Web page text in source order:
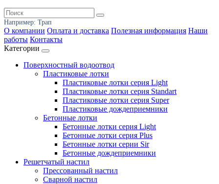
Например: Трап
О компании Оплата и доставка Полезная информация Наши
работы Контакты
Категории
Поверхностный водоотвод
Пластиковые лотки
Пластиковые лотки серия Light
Пластиковые лотки серия Standart
Пластиковые лотки серия Super
Пластиковые дождеприемники
Бетонные лотки
Бетонные лотки серия Light
Бетонные лотки серия Plus
Бетонные лотки серии Sir
Бетонные дождеприемники
Решетчатый настил
Прессованный настил
Сварной настил